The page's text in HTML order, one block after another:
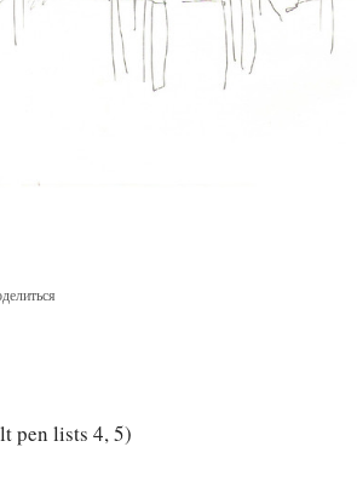
pen lists 4, 5)